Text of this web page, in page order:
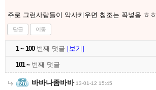
주로 그런사람들이 악사키우면 침조는 꼭넣음 ㅎㅎ
답글 이동
1 ~ 100번째 댓글 [보기]
101 ~ 번째 댓글
바바나좀바바 13-01-12 15:45